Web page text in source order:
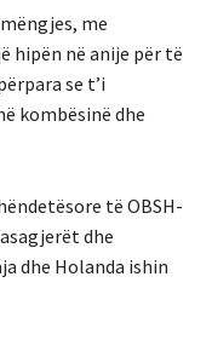
me
hipën në anije për të
se t’i
kombësinë dhe
të OBSH-
dhe
dhe Holanda ishin